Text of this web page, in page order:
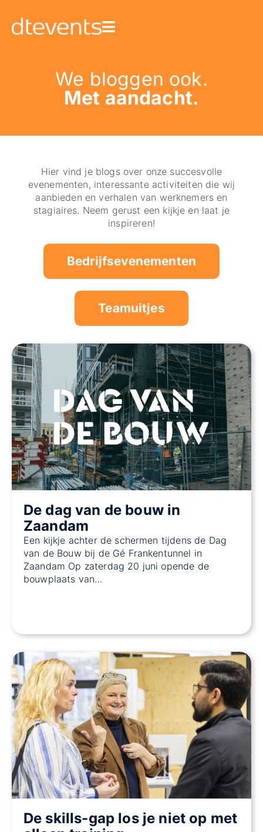
We bloggen ook.
Met aandacht.
Hier vind je blogs over onze succesvolle
evenementen, interessante activiteiten die wij
aanbieden en verhalen van werknemers en
stagiaires. Neem gerust een kijkje en laat je
inspireren!
Bedrijfsevenementen
Teamuitjes
De dag van de bouw in
Zaandam
Een kijkje achter de schermen tijdens de Dag
van de Bouw bij de Gé Frankentunnel in
Zaandam Op zaterdag 20 juni opende de
bouwplaats van…
De skills-gap los je niet op met